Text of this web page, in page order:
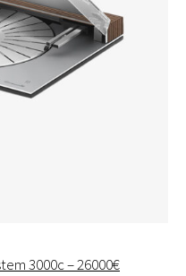
3000c – 26000€